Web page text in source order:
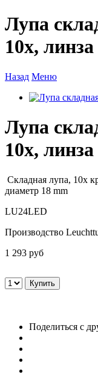
Лупа
10x,
Назад Меню
Лупа
10x,
Складная лупа, 10x
диаметр 18 mm
LU24LED
Производство
1 293 руб
Поделиться с